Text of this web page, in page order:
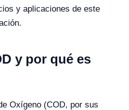
y aplicaciones de este
y por qué es
Oxígeno (COD, por sus